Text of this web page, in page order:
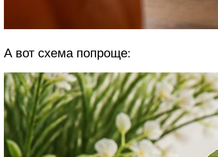
А вот схема попроще: